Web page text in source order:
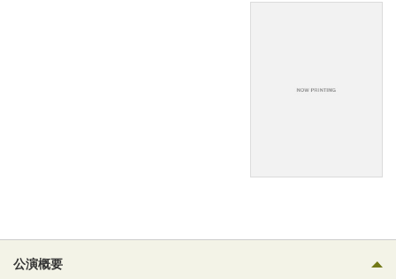
公演概要